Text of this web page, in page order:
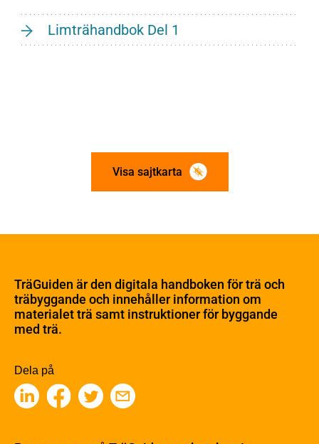
Limträhandbok Del 1
Visa sajtkarta
Skogsbruk
Barrträdets uppbyggnad
Träets egenskaper och kvalitet
Träbaserade produkter
Kemisk behandling
Fakta om Limträ
TräGuiden är den digitala handboken för trä och
träbyggande och innehåller information om
materialet trä samt instruktioner för byggande
med trä.
Dela på